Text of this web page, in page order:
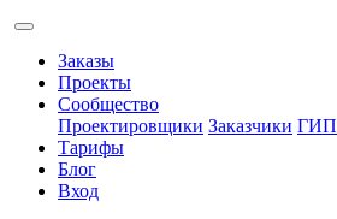
Заказы
Проекты
Сообщество
Проектировщики Заказчики ГИП
Тарифы
Блог
Вход